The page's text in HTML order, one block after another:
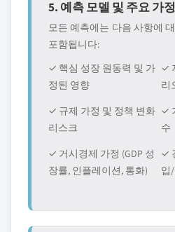
5. 예측 모델 및 주요 가정
모든 예측에는 다음 사항에
포함됩니다:
✓ 핵심 성장 원동력 및 가
정된 영향
✓
리
✓ 규제 가정 및 정책 변화
리스크
✓
수
✓ 거시경제 가정 (GDP 성
장률, 인플레이션, 통화)
✓
입